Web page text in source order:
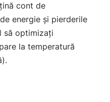
cont de
energie şi pierderile
optimizaţi
la temperatură